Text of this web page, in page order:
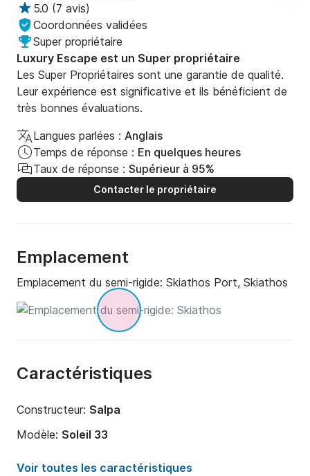
5.0 (7 avis)
Coordonnées validées
Super propriétaire
Luxury Escape est un Super propriétaire
Les Super Propriétaires sont une garantie de qualité.
Leur expérience est significative et ils bénéficient de
très bonnes évaluations.
Langues parlées : Anglais
Temps de réponse : En quelques heures
Taux de réponse : Supérieur à 95%
Contacter le propriétaire
Emplacement
Emplacement du semi-rigide: Skiathos Port, Skiathos
Caractéristiques
Constructeur: Salpa
Modèle: Soleil 33
Puissance moteur:
500cv
Voir toutes les caractéristiques